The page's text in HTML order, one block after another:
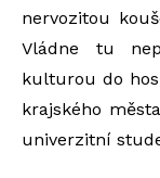
nervozitou
Vládne tu
kulturou do
krajského
univerzitní